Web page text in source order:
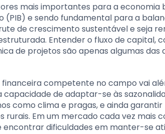
mais importantes para a
(PIB) e sendo fundamental para a
de crescimento sustentável e seja
Entender o fluxo de capital,
de projetos são apenas algumas
competente no campo vai
de adaptar-se às
como clima e pragas, e ainda
rurais. Em um mercado cada vez
dificuldades em manter-se